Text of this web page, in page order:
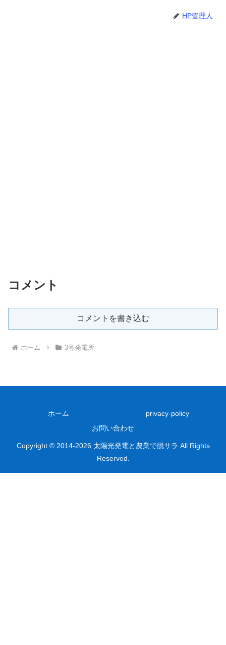
HP管理人
コメント
コメントを書き込む
ホーム 3号発電所
ホーム
privacy-policy
お問い合わせ
Copyright © 2014-2026 太陽光発電と農業で脱サラ All Rights
Reserved.